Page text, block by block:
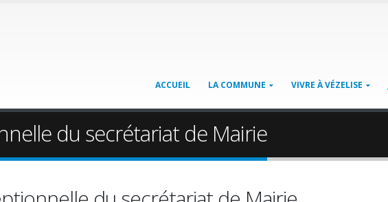
ACCUEIL LA COMMUNE VIVRE À VÉZELISE
du secrétariat de Mairie